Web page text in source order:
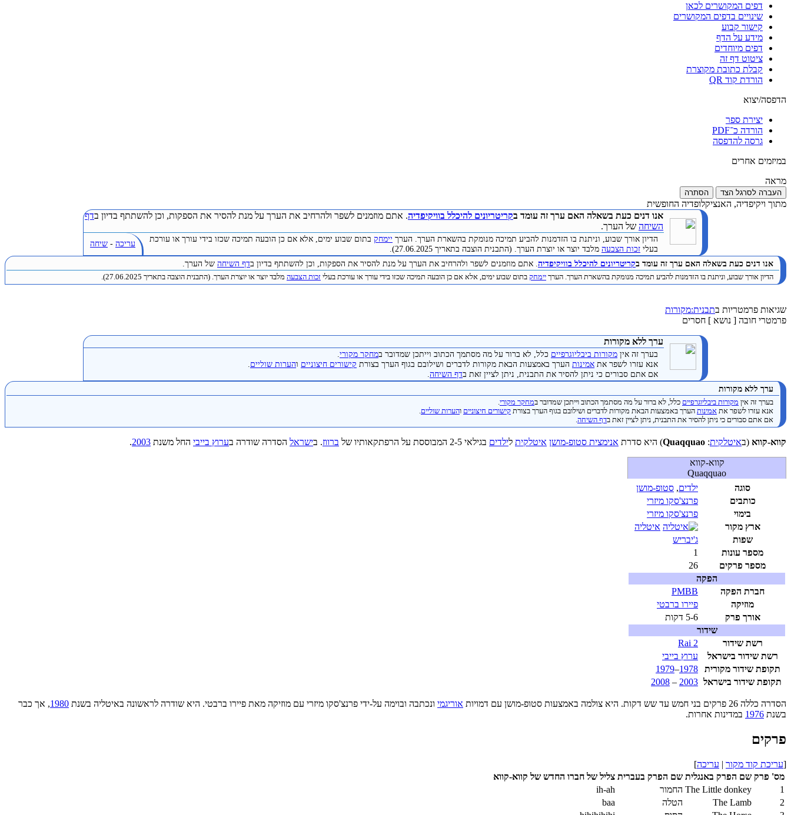
דפים המקושרים לכאן
שינויים בדפים המקושרים
קישור קבוע
מידע על הדף
דפים מיוחדים
ציטוט דף זה
קבלת כתובת מקוצרת
הורדת קוד QR
הדפסה/יצוא
יצירת ספר
הורדה כ־PDF
גרסה להדפסה
במיזמים אחרים
מראה
העברה לסרגל הצד הסתרה
מתוך ויקיפדיה, האנציקלופדיה החופשית
אנו דנים כעת בשאלה האם ערך זה עומד בקריטריונים להיכלל בוויקיפדיה. אתם מוזמנים לשפר ולהרחיב את הערך על מנת להסיר את הספקות, וכן להשתתף בדיון בדף
השיחה של הערך.
הדיון אורך שבוע, וניתנת בו הזדמנות להביע תמיכה מנומקת בהשארת הערך. הערך יימחק בתום שבוע ימים, אלא אם כן הובעה תמיכה שכזו בידי עורך או עורכת
בעלי זכות הצבעה מלבד יוצר או יוצרת הערך. (התבנית הוצבה בתאריך 27.06.2025).
עריכה - שיחה
אנו דנים כעת בשאלה האם ערך זה עומד בקריטריונים להיכלל בוויקיפדיה. אתם מוזמנים לשפר ולהרחיב את הערך על מנת להסיר את הספקות, וכן להשתתף בדיון בדף השיחה של הערך.
הדיון אורך שבוע, וניתנת בו הזדמנות להביע תמיכה מנומקת בהשארת הערך. הערך יימחק בתום שבוע ימים, אלא אם כן הובעה תמיכה שכזו בידי עורך או עורכת בעלי זכות הצבעה מלבד יוצר או יוצרת הערך. (התבנית הוצבה בתאריך 27.06.2025).
שגיאות פרמטריות בתבנית:מקורות
פרמטרי חובה [ נושא ] חסרים
ערך ללא מקורות
בערך זה אין מקורות ביבליוגרפיים כלל, לא ברור על מה מסתמך הכתוב וייתכן שמדובר במחקר מקורי.
אנא עזרו לשפר את אמינות הערך באמצעות הבאת מקורות לדברים ושילובם בגוף הערך בצורת קישורים חיצוניים והערות שוליים.
אם אתם סבורים כי ניתן להסיר את התבנית, ניתן לציין זאת בדף השיחה.
ערך ללא מקורות
בערך זה אין מקורות ביבליוגרפיים כלל, לא ברור על מה מסתמך הכתוב וייתכן שמדובר במחקר מקורי.
אנא עזרו לשפר את אמינות הערך באמצעות הבאת מקורות לדברים ושילובם בגוף הערך בצורת קישורים חיצוניים והערות שוליים.
אם אתם סבורים כי ניתן להסיר את התבנית, ניתן לציין זאת בדף השיחה.
קווא-קווא (באיטלקית:
Quaqquao) היא סדרת אנימצית סטופ-מושן איטלקית לילדים בגילאי 2-5 המבוססת על הרפתקאותיו של ברווז. בישראל הסדרה שודרה בערוץ בייבי החל משנת 2003
.
קווא-קווא
Quaqquao
סוגה
ילדים, סטופ-מושן
כותבים
פרנצ'סקו מיזרי
בימוי
פרנצ'סקו מיזרי
ארץ מקור
איטליה
שפות
ג'יבריש
מספר עונות
1
מספר פרקים
26
הפקה
חברת הפקה
PMBB
מוזיקה
פיירו ברבטי
אורך פרק
5-6 דקות
שידור
רשת שידור
Rai 2
רשת שידור בישראל
ערוץ בייבי
תקופת שידור מקורית 1978
–
1979
תקופת שידור בישראל 2003
–
2008
הסדרה כללה 26 פרקים בני חמש עד שש דקות. היא צולמה באמצעות סטופ-מושן עם דמויות אוריגמי ונכתבה ובוימה על-ידי פרנצ'סקו מיזרי עם מוזיקה מאת פיירו ברבטי. היא שודרה לראשונה באיטליה בשנת 1980, אך כבר
בשנת 1976 במדינות אחרות.
פרקים
[עריכת קוד מקור | עריכה]
מס' פרק שם הפרק באנגלית שם הפרק בעברית צליל של חברו החדש של קווא-קווא
1
The Little donkey החמור
ih-ah
2
The Lamb הטלה
baa